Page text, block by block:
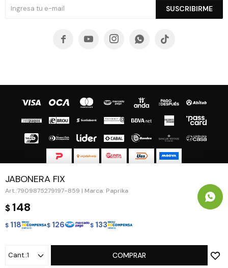
JABONERA FIX
7909875279197-859 | Marca: Paprika
$148
$ 118 $ 126 $ 133
1 COMPRAR
SUSCRIBIRME
    
© Copyright 2026 / Guapa - Paprika